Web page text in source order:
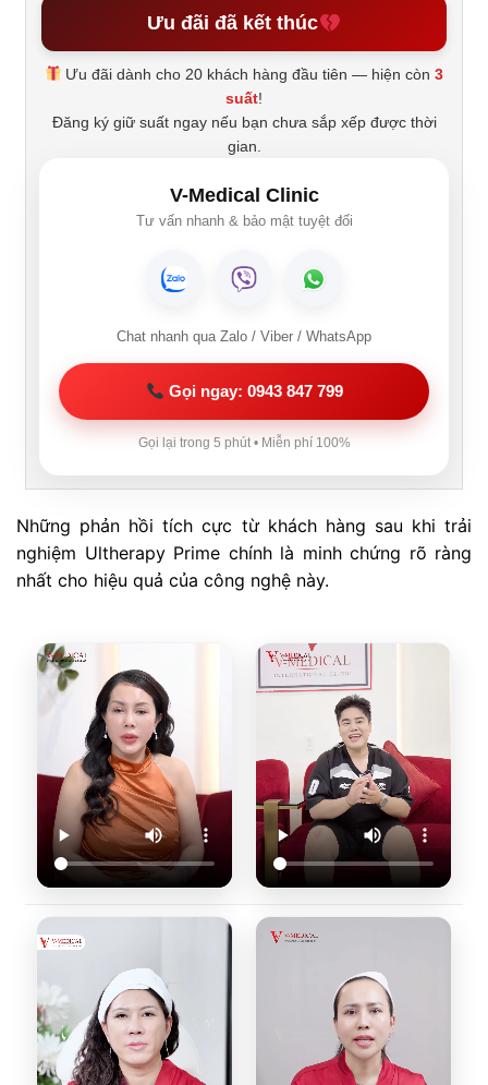
Ưu đãi đã kết thúc
Ưu đãi dành cho 20 khách hàng đầu tiên — hiện còn3
suất!
Đăng ký giữ suất ngay nếu bạn chưa sắp xếp được thời
gian.
V-Medical Clinic
Tư vấn nhanh & bảo mật tuyệt đối
Chat nhanh qua Zalo / Viber / WhatsApp
Gọi ngay: 0943 847 799
Gọi lại trong 5 phút • Miễn phí 100%
Những phản hồi tích cực từ khách hàng sau khi trải
nghiệm Ultherapy Prime chính là minh chứng rõ ràng
nhất cho hiệu quả của công nghệ này.